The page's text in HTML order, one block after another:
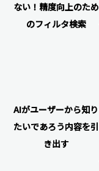
ない！精度向上のため
のフィルタ検索
AIがユーザーから知り
たいであろう内容を引
き出す